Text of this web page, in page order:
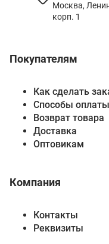
Покупателям
Как сделать
Способы оплаты
Возврат товара
Доставка
Оптовикам
Компания
Контакты
Реквизиты
Москва,
корп. 1